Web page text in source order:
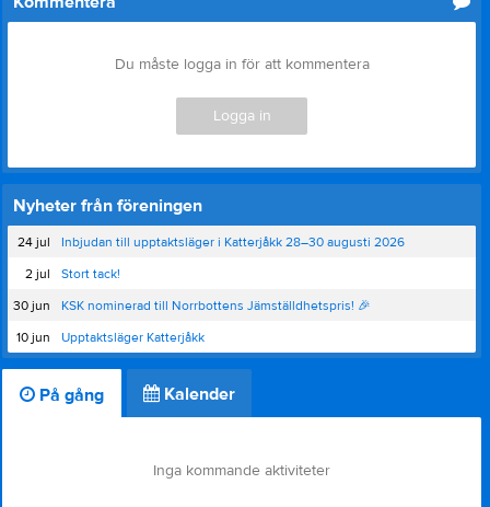
Du måste logga in för att kommentera
Logga in
Nyheter från föreningen
24 jul
Inbjudan till upptaktsläger i Katterjåkk 28–30 augusti 2026
2 jul
Stort tack!
30 jun
KSK nominerad till Norrbottens Jämställdhetspris! 🎉
10 jun
Upptaktsläger Katterjåkk
På gång Kalender
Inga kommande aktiviteter